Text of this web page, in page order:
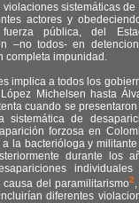
sistemáticas de
actores y
pública, del
–no todos- en
completa impunidad.
implica a todos los
Michelsen hasta
cuando se
sistemática de
forzosa en
la bacterióloga y
durante los
individuales
del paramilitarismo2,
diferentes